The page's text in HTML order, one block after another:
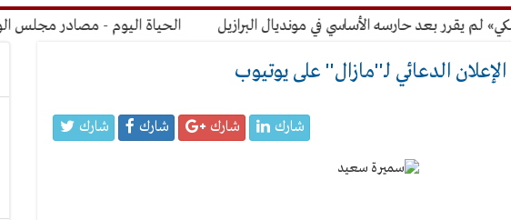
يقرر بعد حارسه الأساسي في مونديال البرازيل الحياة اليوم - مصادر مجلس الوزراء : الحكومة بها 31 وزير بخلاف وزير
الدعائي لـ''مازال'' على يوتيوب
شارك شارك شارك شارك